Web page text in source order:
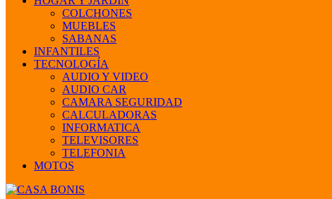
COLCHONES
MUEBLES
SABANAS
INFANTILES
TECNOLOGÍA
AUDIO Y VIDEO
AUDIO CAR
CAMARA SEGURIDAD
CALCULADORAS
INFORMATICA
TELEVISORES
TELEFONIA
MOTOS